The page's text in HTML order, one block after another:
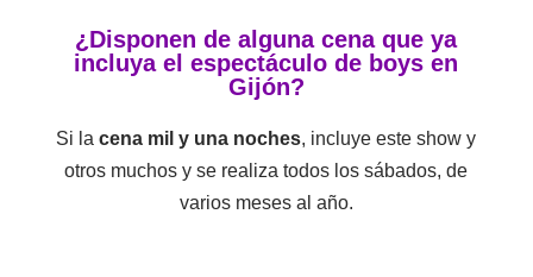
¿Disponen de alguna cena que ya
incluya el espectáculo de boys en
Gijón?
Si lacena mil y una noches, incluye este show y
otros muchos y se realiza todos los sábados, de
varios meses al año.